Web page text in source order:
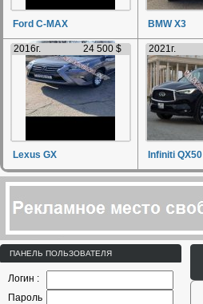
Ford C-MAX BMW X3
2016г. 24 500 $
Lexus GX
2021г.
Infiniti QX50
ПАНЕЛЬ ПОЛЬЗОВАТЕЛЯ
Логин :
Пароль